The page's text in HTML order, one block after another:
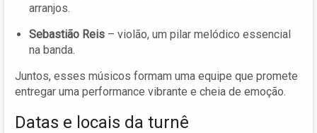
arranjos.
Sebastião Reis – violão, um pilar melódico essencial
na banda.
Juntos, esses músicos formam uma equipe que promete
entregar uma performance vibrante e cheia de emoção.
Datas e locais da turnê